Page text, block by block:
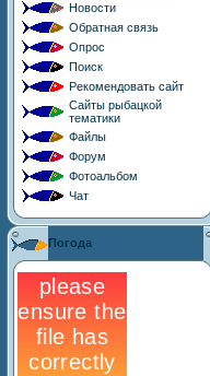
Новости
Обратная связь
Опрос
Поиск
Рекомендовать сайт
Сайты рыбацкой
тематики
Файлы
Форум
Фотоальбом
Чат
Погода